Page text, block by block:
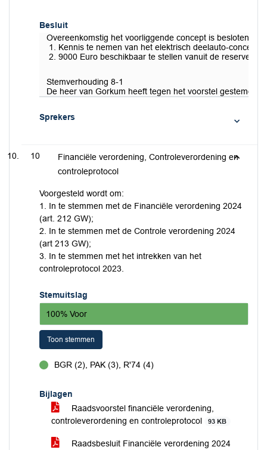
Besluit
Overeenkomstig het voorliggende concept is besloten om:
Kennis te nemen van het elektrisch deelauto-concept
9000 Euro beschikbaar te stellen vanuit de reserve
Stemverhouding 8-1
De heer van Gorkum heeft tegen het voorstel gestemd.
Sprekers
10
Financiële verordening, Controleverordening en
controleprotocol
Voorgesteld wordt om:
1. In te stemmen met de Financiële verordening 2024
(art. 212 GW);
2. In te stemmen met de Controle verordening 2024
(art 213 GW);
3. In te stemmen met het intrekken van het
controleprotocol 2023.
Stemuitslag
100% Voor
Toon stemmen
BGR (2), PAK (3), R'74 (4)
Bijlagen
Raadsvoorstel financiële verordening,
controleverordening en controleprotocol
93 KB
Raadsbesluit Financiële verordening 2024